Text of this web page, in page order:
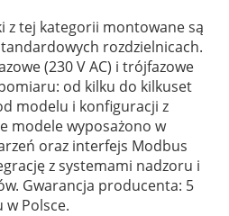
z tej kategorii montowane są
rozdzielnicach.
(230 V AC) i trójfazowe
od kilku do kilkuset
modelu i konfiguracji z
modele wyposażono w
oraz interfejs Modbus
z systemami nadzoru i
Gwarancja producenta: 5
w Polsce.